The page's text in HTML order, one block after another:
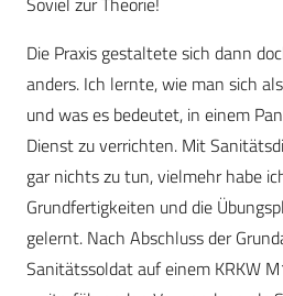
Die Praxis gestaltete sich dann
anders. Ich lernte, wie man sich
und was es bedeutet, in einem
Dienst zu verrichten. Mit
gar nichts zu tun, vielmehr habe
Grundfertigkeiten und die
gelernt. Nach Abschluss der
Sanitätssoldat auf einem KRKW